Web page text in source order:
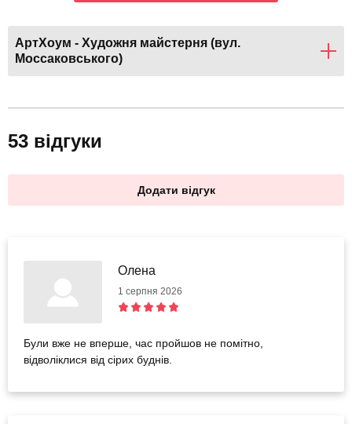
АртХоум - Художня майстерня (вул.
Моссаковського)
53 відгуки
Додати відгук
Олена
1 серпня 2026
Були вже не вперше, час пройшов не помітно,
відволіклися від сірих буднів.